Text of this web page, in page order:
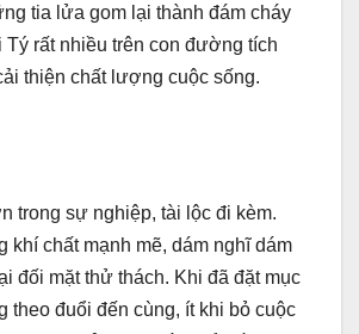
tia lửa gom lại thành đám cháy
Tý rất nhiều trên con đường tích
thiện chất lượng cuộc sống.
trong sự nghiệp, tài lộc đi kèm.
khí chất mạnh mẽ, dám nghĩ dám
đối mặt thử thách. Khi đã đặt mục
theo đuổi đến cùng, ít khi bỏ cuộc